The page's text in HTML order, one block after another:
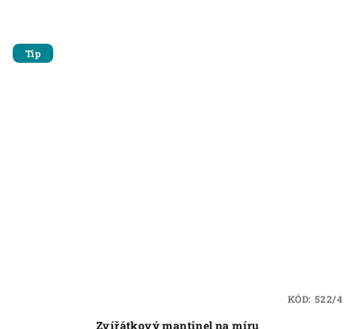
Tip
Zvířátkový mantinel na míru
KÓD: 522/4